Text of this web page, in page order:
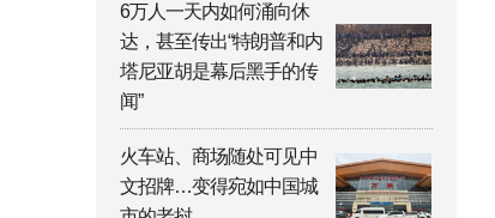
6万人一天内如何涌向休
达，甚至传出“特朗普和内
塔尼亚胡是幕后黑手的传
闻”
火车站、商场随处可见中
文招牌…变得宛如中国城